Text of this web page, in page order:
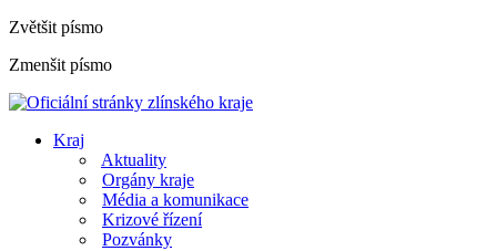
Zvětšit písmo
Zmenšit písmo
Kraj
Aktuality
Orgány kraje
Média a komunikace
Krizové řízení
Pozvánky